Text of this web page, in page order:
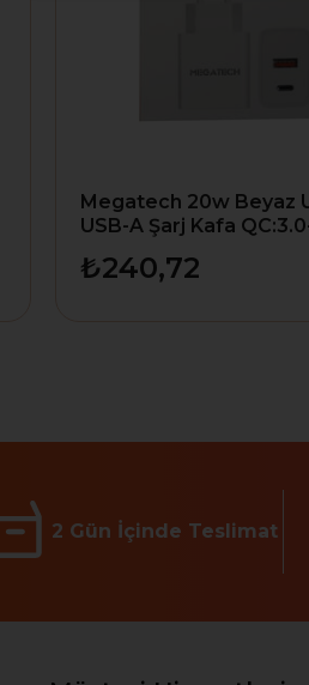
Megatech 20w Beyaz
USB-A Şarj Kafa
₺240,72
2 Gün İçinde Teslimat